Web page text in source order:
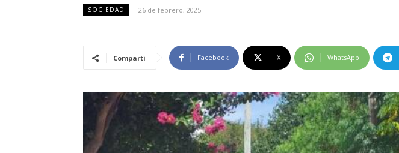
SOCIEDAD 26 de febrero, 2025
Compartí Facebook X WhatsApp